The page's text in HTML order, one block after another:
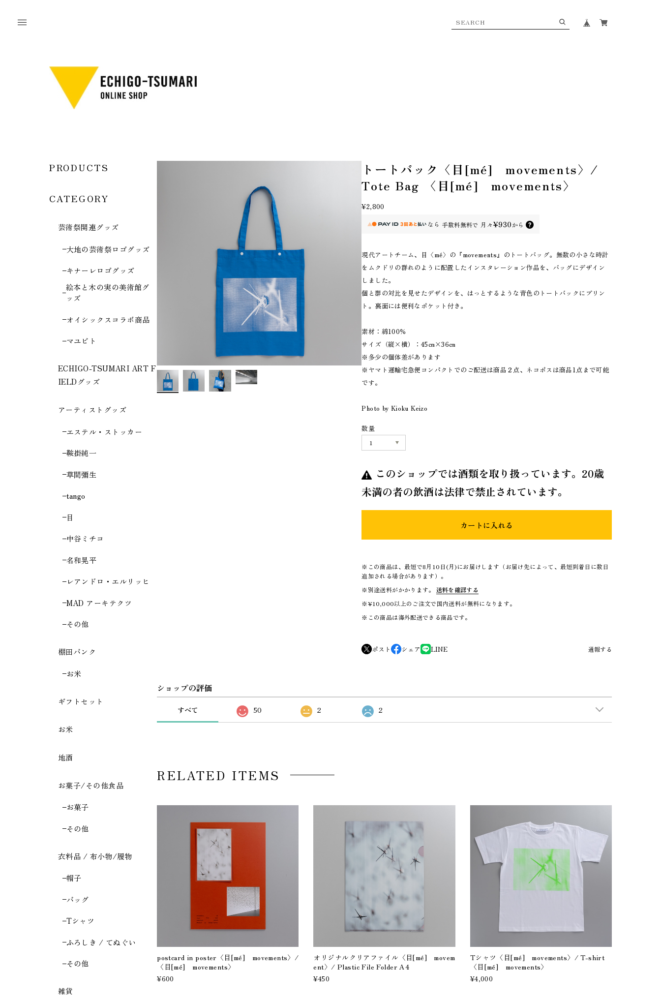
PRODUCTS
CATEGORY
芸術祭関連グッズ
大地の芸術祭ロゴグッズ
キナーレロゴグッズ
絵本と木の実の美術館グ
ッズ
オイシックスコラボ商品
マユビト
ECHIGO-TSUMARI ART F
IELDグッズ
アーティストグッズ
エステル・ストッカー
鞍掛純一
草間彌生
tango
目
中谷ミチコ
名和晃平
レアンドロ・エルリッヒ
MAD アーキテクツ
その他
棚田バンク
お米
ギフトセット
お米
地酒
お菓子/その他食品
お菓子
その他
衣料品 / 布小物/履物
帽子
バッグ
Tシャツ
ふろしき / てぬぐい
その他
雑貨
トートバック〈目[mé] movements〉/
Tote Bag 〈目[mé] movements〉
¥2,800
なら 手数料無料で 月々¥930から
現代アートチーム、目〈mé〉の『movements』のトートバッグ。無数の小さな時計
をムクドリの群れのように配置したインスタレーション作品を、バッグにデザイン
しました。
個と群の対比を見せたデザインを、はっとするような青色のトートバックにプリン
ト。裏面には便利なポケット付き。
素材：綿100％
サイズ（縦×横）：45㎝×36㎝
※多少の個体差があります
※ヤマト運輸宅急便コンパクトでのご配送は商品２点、ネコポスは商品1点まで可能
です。
Photo by Kioku Keizo
数量
このショップでは酒類を取り扱っています。20歳
未満の者の飲酒は法律で禁止されています。
カートに入れる
※この商品は、最短で8月10日(月)にお届けします（お届け先によって、最短到着日に数日
追加される場合があります）。
※別途送料がかかります。
送料を確認する
※¥10,000以上のご注文で国内送料が無料になります。
※この商品は海外配送できる商品です。
ポスト シェア LINE 通報する
ショップの評価
すべて 50 2 2
RELATED ITEMS
postcard in poster〈目[mé] movements〉/
〈目[mé] movements〉
¥600
オリジナルクリアファイル〈目[mé] movem
ent〉/ Plastic File Folder A4
¥450
Tシャツ〈目[mé] movements〉/ T-shirt
〈目[mé] movements〉
¥4,000